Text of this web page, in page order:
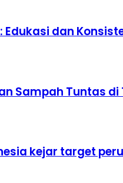
Edukasi dan
Sampah Tuntas
kejar target